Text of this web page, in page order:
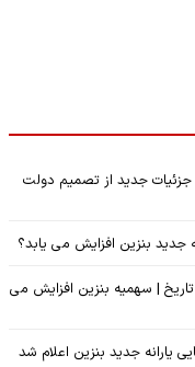
| جزئیات جدید از تصمیم دولت
جدید بنزین افزایش می یابد؟
تاریخ | سهمیه بنزین افزایش می
یارانه جدید بنزین اعلام شد